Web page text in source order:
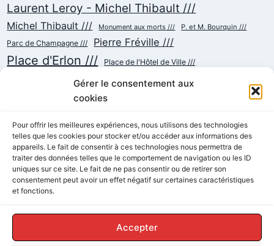
Gérer le consentement aux
cookies
Pour offrir les meilleures expériences, nous utilisons des technologies
telles que les cookies pour stocker et/ou accéder aux informations des
appareils. Le fait de consentir à ces technologies nous permettra de
traiter des données telles que le comportement de navigation ou les ID
uniques sur ce site. Le fait de ne pas consentir ou de retirer son
consentement peut avoir un effet négatif sur certaines caractéristiques
et fonctions.
Accepter
Laurent Leroy - Michel Thibault ///
Michel Thibault /// Monument aux morts /// P. et M. Bourquin ///
Parc de Champagne /// Pierre Fréville ///
Place d'Erlon /// Place de l'Hôtel de Ville ///
Place de la République /// Place du Cardinal Luçon ///
Place du Forum/des Marchés ///
Rue Buirette /// Rue Carnot /// Rue Chanzy /// Rue Colbert ///
Rue Cérès /// Rue de l'Etape /// Rue de Mars /// Rue de Talleyrand ///
Rue de Vesle /// Rue Thiers /// Succursalisme /// Tramway ///
École ///